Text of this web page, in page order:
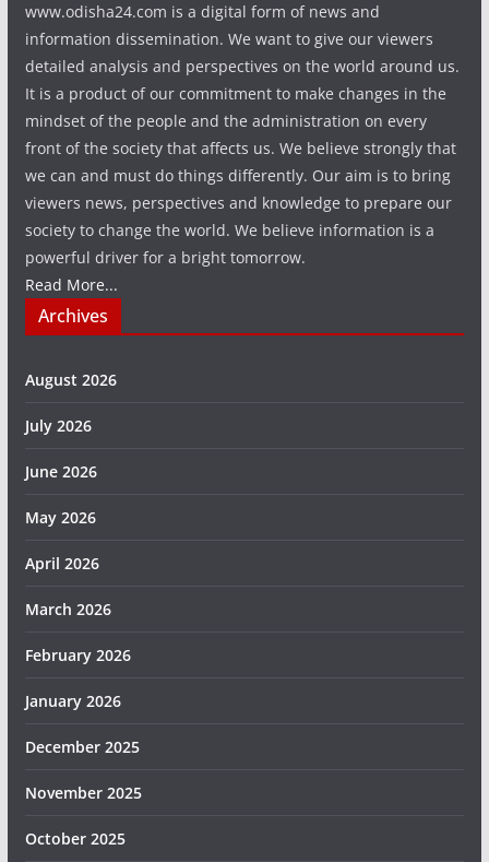
www.odisha24.com is a digital form of news and
information dissemination. We want to give our viewers
detailed analysis and perspectives on the world around us.
It is a product of our commitment to make changes in the
mindset of the people and the administration on every
front of the society that affects us. We believe strongly that
we can and must do things differently. Our aim is to bring
viewers news, perspectives and knowledge to prepare our
society to change the world. We believe information is a
powerful driver for a bright tomorrow.
Read More...
Archives
August 2026
July 2026
June 2026
May 2026
April 2026
March 2026
February 2026
January 2026
December 2025
November 2025
October 2025